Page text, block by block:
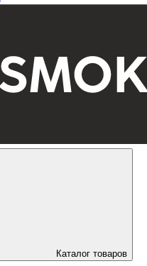
Каталог товаров